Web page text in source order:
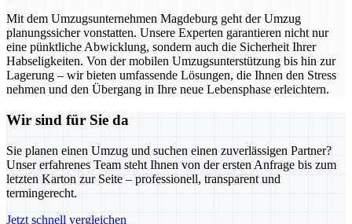
Mit dem Umzugsunternehmen Magdeburg geht der Umzug
planungssicher vonstatten. Unsere Experten garantieren nicht nur
eine pünktliche Abwicklung, sondern auch die Sicherheit Ihrer
Habseligkeiten. Von der mobilen Umzugsunterstützung bis hin zur
Lagerung – wir bieten umfassende Lösungen, die Ihnen den Stress
nehmen und den Übergang in Ihre neue Lebensphase erleichtern.
Wir sind für Sie da
Sie planen einen Umzug und suchen einen zuverlässigen Partner?
Unser erfahrenes Team steht Ihnen von der ersten Anfrage bis zum
letzten Karton zur Seite – professionell, transparent und
termingerecht.
Jetzt schnell vergleichen